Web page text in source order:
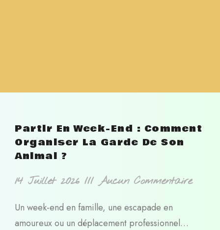
Partir En Week-End : Comment
Organiser La Garde De Son
Animal ?
14 Juillet 2026 Aucun Commentaire
Un week-end en famille, une escapade en
amoureux ou un déplacement professionnel…